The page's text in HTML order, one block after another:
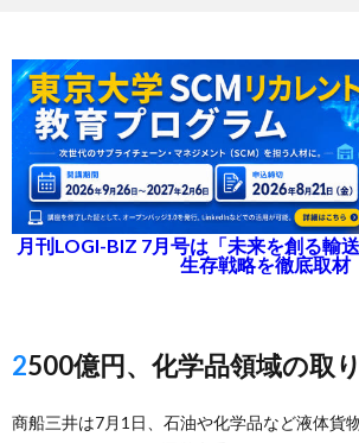
月刊LOGI-BIZ 7月号は「未来を創る輸
生存戦略を徹底取材
2500億円、化学品領域の取
商船三井は7月1日、石油や化学品など液体貨